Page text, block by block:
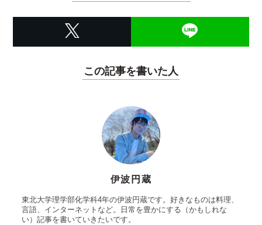
この記事を書いた人
伊波円蔵
東北大学理学部化学科4年の伊波円蔵です。好きなものは料理、
言語、インターネットなど。日常を豊かにする（かもしれな
い）記事を書いていきたいです。